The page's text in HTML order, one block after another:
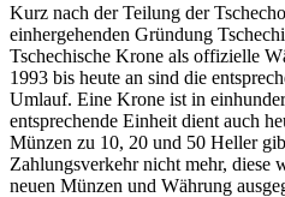
Kurz nach der Teilung der
einhergehenden Gründung
Tschechische Krone als offizielle
1993 bis heute an sind die
Umlauf. Eine Krone ist in
entsprechende Einheit dient auch
Münzen zu 10, 20 und 50 Heller
Zahlungsverkehr nicht mehr, diese
neuen Münzen und Währung